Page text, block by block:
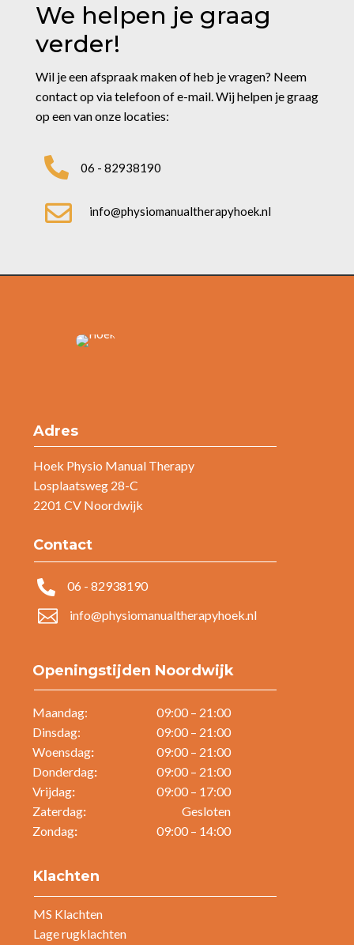
We helpen je graag
verder!
Wil je een afspraak maken of heb je vragen? Neem
contact op via telefoon of e-mail. Wij helpen je graag
op een van onze locaties:
 06 - 82938190
 info@physiomanualtherapyhoek.nl
Adres
Hoek Physio Manual Therapy
Losplaatsweg 28-C
2201 CV Noordwijk
Contact
 06 - 82938190
 info@physiomanualtherapyhoek.nl
Openingstijden Noordwijk
Maandag:
09:00 – 21:00
Dinsdag:
09:00 – 21:00
Woensdag:
09:00 – 21:00
Donderdag:
09:00 – 21:00
Vrijdag:
09:00 – 17:00
Zaterdag:
Gesloten
Zondag: 09:00 – 14:00
Klachten
MS Klachten
Lage rugklachten